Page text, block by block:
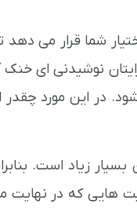
شما قرار می دهد
نوشیدنی ای خنک
در این مورد چقدر
زیاد است.
هایی که در